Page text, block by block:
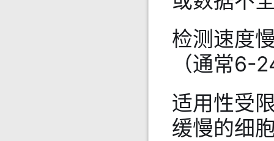
检测速度
（通常6-
适用性受
缓慢的细